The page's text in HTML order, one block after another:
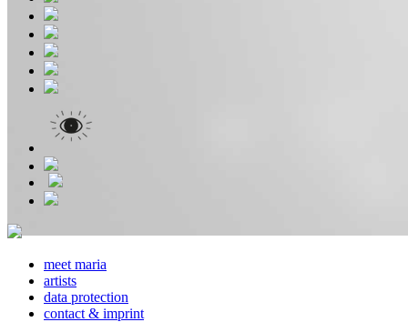
meet maria
artists
data protection
contact & imprint